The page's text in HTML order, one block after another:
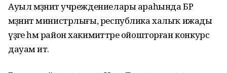
Ауыл мәҙәниәт учреждениелары араһында БР
мәҙәниәт министрлығы, республика халыҡ ижады
үҙәге һәм район хакимиәттәре ойошторған конкурс
дауам итә.